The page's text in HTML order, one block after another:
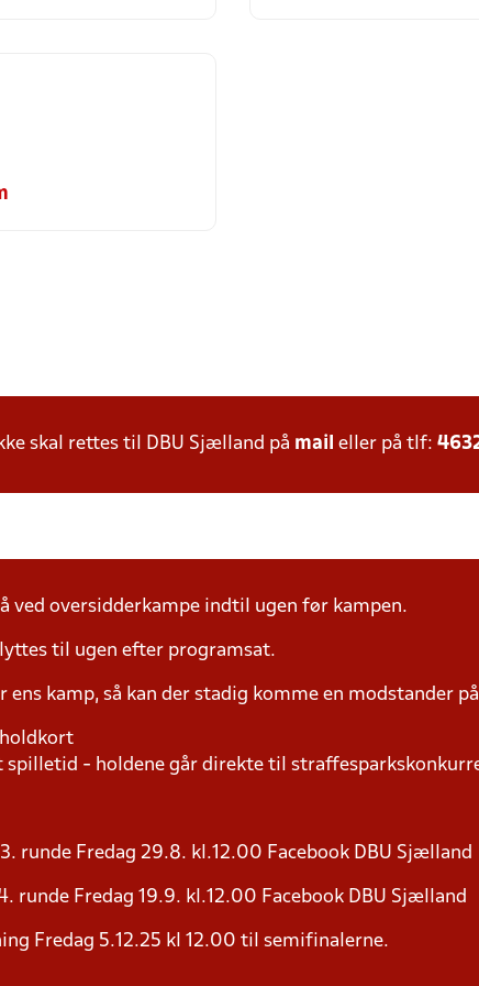
skal rettes til DBU Sjælland på mail eller på tlf:
ved oversidderkampe indtil ugen før kampen.
til ugen efter programsat.
ens kamp, så kan der stadig komme en modstander
- holdene går direkte til
runde Fredag 29.8. kl.12.00 Facebook DBU Sjælland
runde Fredag 19.9. kl.12.00 Facebook DBU Sjælland
Fredag 5.12.25 kl 12.00 til semifinalerne.